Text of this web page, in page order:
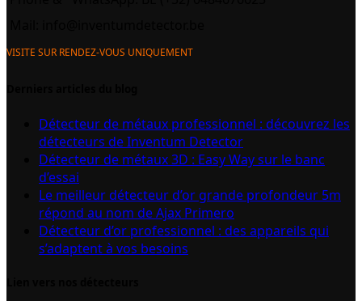
VISITE SUR RENDEZ-VOUS UNIQUEMENT
Détecteur de métaux professionnel : découvrez les
détecteurs de Inventum Detector
Détecteur de métaux 3D : Easy Way sur le banc
d’essai
Le meilleur détecteur d’or grande profondeur 5m
répond au nom de Ajax Primero
Détecteur d’or professionnel : des appareils qui
s’adaptent à vos besoins